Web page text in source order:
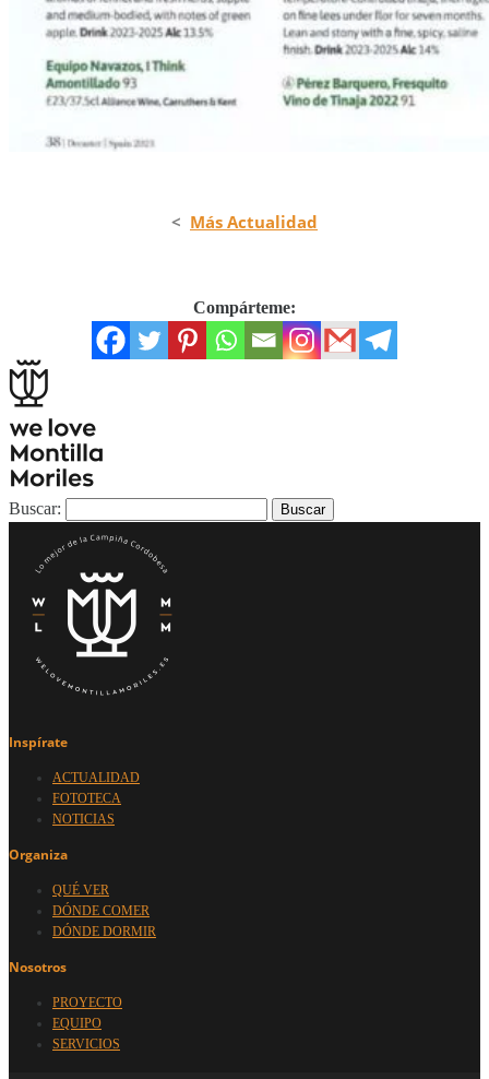
< Más Actualidad
Compárteme:
Buscar:
Inspírate
ACTUALIDAD
FOTOTECA
NOTICIAS
Organiza
QUÉ VER
DÓNDE COMER
DÓNDE DORMIR
Nosotros
PROYECTO
EQUIPO
SERVICIOS